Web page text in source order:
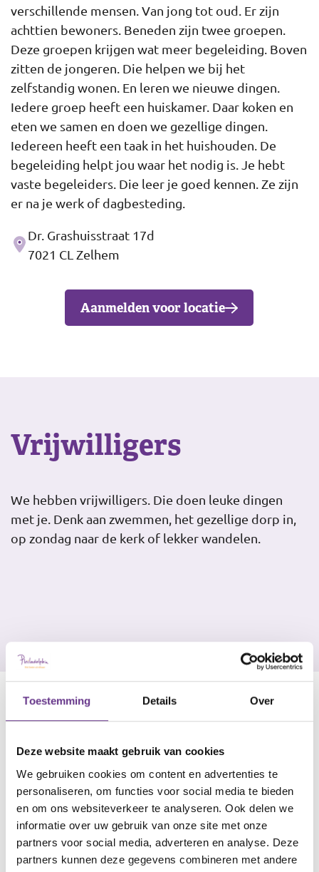
Toestemming Details Over
Deze website maakt gebruik van cookies
We gebruiken cookies om content en advertenties te
personaliseren, om functies voor social media te bieden
en om ons websiteverkeer te analyseren. Ook delen we
informatie over uw gebruik van onze site met onze
partners voor social media, adverteren en analyse. Deze
partners kunnen deze gegevens combineren met andere
verschillende mensen. Van jong tot oud. Er zijn
achttien bewoners. Beneden zijn twee groepen.
Deze groepen krijgen wat meer begeleiding. Boven
zitten de jongeren. Die helpen we bij het
zelfstandig wonen. En leren we nieuwe dingen.
Iedere groep heeft een huiskamer. Daar koken en
eten we samen en doen we gezellige dingen.
Iedereen heeft een taak in het huishouden. De
begeleiding helpt jou waar het nodig is. Je hebt
vaste begeleiders. Die leer je goed kennen. Ze zijn
er na je werk of dagbesteding.
Adres
Dr. Grashuisstraat 17d
7021 CL Zelhem
Aanmelden voor locatie
Vrijwilligers
We hebben vrijwilligers. Die doen leuke dingen
met je. Denk aan zwemmen, het gezellige dorp in,
op zondag naar de kerk of lekker wandelen.